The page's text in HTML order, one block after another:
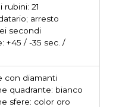
rubini: 21
arresto
secondi
+45 / -35 sec. /
con diamanti
quadrante: bianco
sfere: color oro